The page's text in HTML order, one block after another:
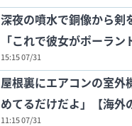
深夜の噴水で銅像から剣
「これで彼女がポーラン
15:15 07/31
屋根裏にエアコンの室外
めてるだけだよ」【海外
11:15 07/31